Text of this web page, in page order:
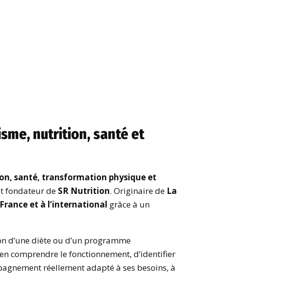
nutrition, santé et
santé, transformation physique et
fondateur de SR Nutrition. Originaire de La
France et à l’international grâce à un
d’une diète ou d’un programme
comprendre le fonctionnement, d’identifier
réellement adapté à ses besoins, à